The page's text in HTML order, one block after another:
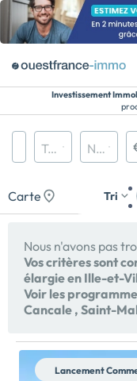
Investissement
Région, département, ville,
Maison
Types de biens Nombre de pièces
Carte Tri
Nous n'avons pas
Vos critères sont
élargie en Ille-et-
Voir les
Cancale , Saint-
Lancement